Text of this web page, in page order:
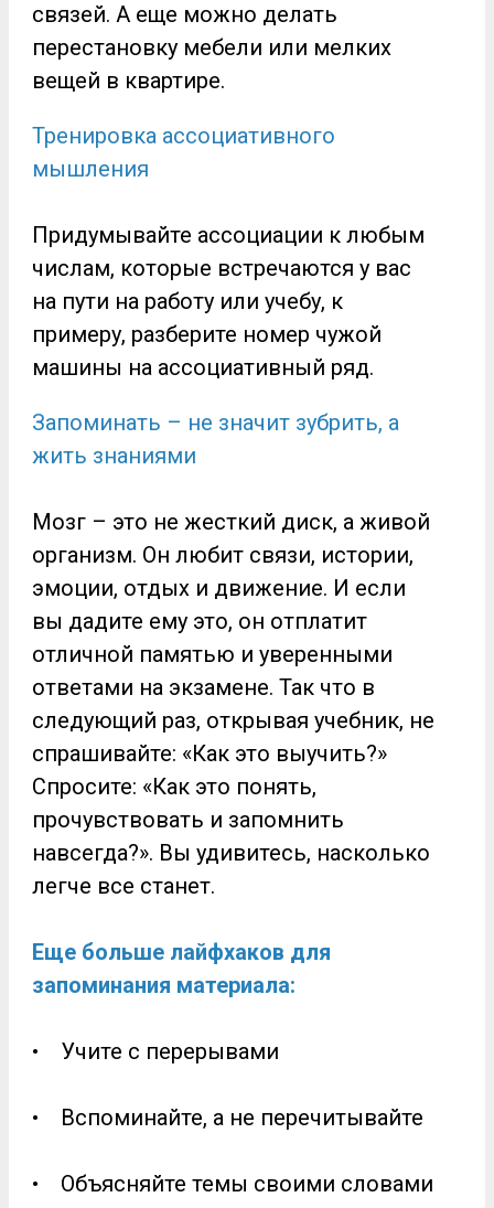
связей. А еще можно делать
перестановку мебели или мелких
вещей в квартире.
Тренировка ассоциативного
мышления
Придумывайте ассоциации к любым
числам, которые встречаются у вас
на пути на работу или учебу, к
примеру, разберите номер чужой
машины на ассоциативный ряд.
Запоминать – не значит зубрить, а
жить знаниями
Мозг – это не жесткий диск, а живой
организм. Он любит связи, истории,
эмоции, отдых и движение. И если
вы дадите ему это, он отплатит
отличной памятью и уверенными
ответами на экзамене. Так что в
следующий раз, открывая учебник, не
спрашивайте: «Как это выучить?»
Спросите: «Как это понять,
прочувствовать и запомнить
навсегда?». Вы удивитесь, насколько
легче все станет.
Еще больше лайфхаков для
запоминания материала:
• Учите с перерывами
• Вспоминайте, а не перечитывайте
• Объясняйте темы своими словами